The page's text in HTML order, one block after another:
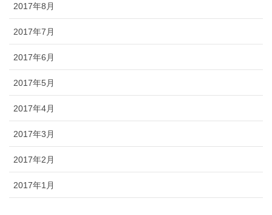
2017年8月
2017年7月
2017年6月
2017年5月
2017年4月
2017年3月
2017年2月
2017年1月